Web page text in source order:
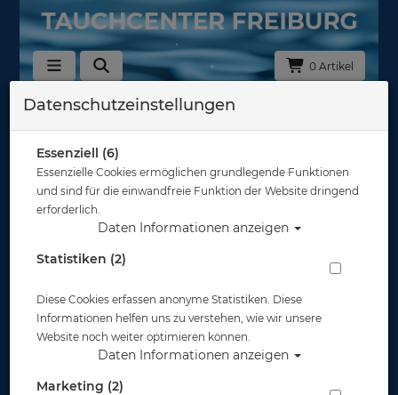
0 Artikel
Zurück
Datenschutzeinstellungen
Essenziell (6)
Essenzielle Cookies ermöglichen grundlegende Funktionen
und sind für die einwandfreie Funktion der Website dringend
erforderlich.
Daten Informationen anzeigen
Statistiken (2)
Diese Cookies erfassen anonyme Statistiken. Diese
Informationen helfen uns zu verstehen, wie wir unsere
Website noch weiter optimieren können.
Daten Informationen anzeigen
Marketing (2)